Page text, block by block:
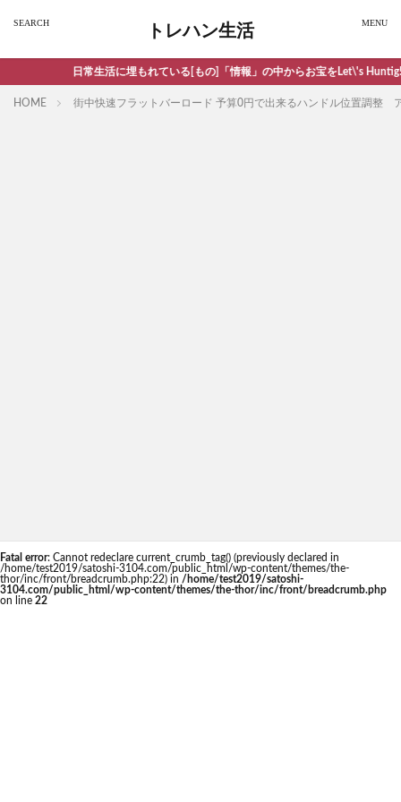
トレハン生活
日常生活に埋もれている[もの]「情報」の中からお宝をLet\'s Huntig!
HOME 街中快速フラットバーロード 予算0円で出来るハンドル位置調整
Fatal error: Cannot redeclare current_crumb_tag() (previously declared in
/home/test2019/satoshi-3104.com/public_html/wp-content/themes/the-
thor/inc/front/breadcrumb.php:22) in /home/test2019/satoshi-
3104.com/public_html/wp-content/themes/the-thor/inc/front/breadcrumb.php
on line 22